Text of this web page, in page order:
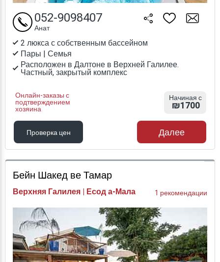
2 люкса с собственным бассейном
Пары | Семья
Расположен в Далтоне в Верхней Галилее.
Частный, закрытый комплекс
Онлайн-заказы с
подтверждением
хозяина
052-9098407
Анат
Начиная с
₪1700
Проверка цен
Проверка цен
Далее
Бейн Шакед ве Тамар
Верхняя Галилея | Есод а-Мала 1 рекомендации